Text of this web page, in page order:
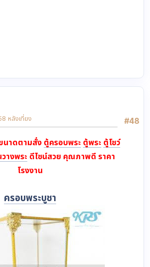
#48
หลังเที่ยง
นาดตามสั่ง ตู้ครอบพระ ตู้พระ ตู้โชว์
างพระ ดีไซน์สวย คุณภาพดี ราคา
โรงงาน
ครอบพระบูชา